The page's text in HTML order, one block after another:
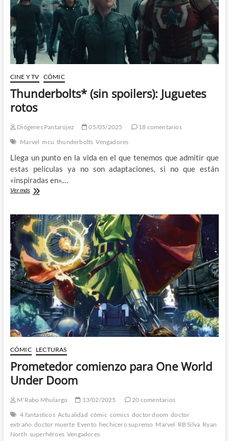
CINE Y TV CÓMIC
Thunderbolts* (sin spoilers): Juguetes
rotos
Diógenes Pantarújez 05/05/2025
18 comentarios
Marvel mcu thunderbolts Vengadores
Llega un punto en la vida en el que tenemos que admitir que
estas películas ya no son adaptaciones, si no que están
«inspiradas en».…
Ver másThunderbolts*
Juguetes
rotos
CÓMIC LECTURAS
Prometedor comienzo para One World
Under Doom
M'Rabo Mhulargo 13/02/2025
20 comentarios
4 fantasticos Actualidad cómic comics doctor doom doctor
extraño doctor muerte Evento hechicero supremo Marvel RB Silva Ryan
North superhéroes Vengadores